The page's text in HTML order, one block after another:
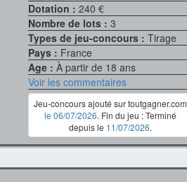
Dotation :240 €
Nombre de lots :3
Types de jeu-concours :Tirage
Pays : France
Age :À partir de 18 ans
Voir les commentaires
Jeu-concours ajouté sur toutgagner.com
le 06/07/2026. Fin du jeu : Terminé
depuis le 11/07/2026.